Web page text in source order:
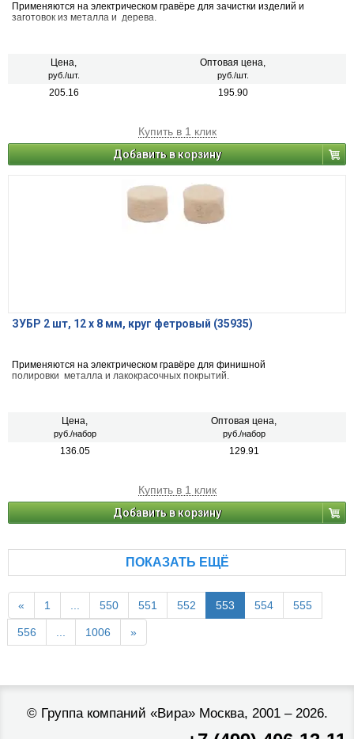
Применяются на электрическом гравёре для зачистки изделий и
заготовок из металла и дерева.
Цена,
руб./шт.
Оптовая цена,
руб./шт.
205.16 195.90
Купить в 1 клик
Добавить в корзину
ЗУБР 2 шт, 12 x 8 мм, круг фетровый (35935)
Применяются на электрическом гравёре для финишной
полировки металла и лакокрасочных покрытий.
Цена,
руб./набор
Оптовая цена,
руб./набор
136.05 129.91
Купить в 1 клик
Добавить в корзину
ПОКАЗАТЬ ЕЩЁ
« 1 ... 550 551 552 553 554 555
556 ... 1006 »
© Группа компаний «Вира»Москва, 2001 – 2026.